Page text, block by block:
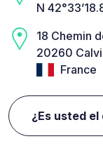
N
18 Chemin
20260
France
¿Es usted